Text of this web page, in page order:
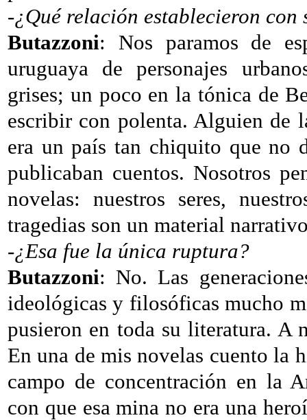
-¿Qué relación establecieron
Butazzoni: Nos paramos de
uruguaya de personajes
grises; un poco en la tónica de
escribir con polenta. Alguien de
era un país tan chiquito que no
publicaban cuentos. Nosotros
novelas: nuestros seres,
tragedias son un material
-¿Esa fue la única ruptura?
Butazzoni: No. Las
ideológicas y filosóficas mucho
pusieron en toda su literatura. A
En una de mis novelas cuento la
campo de concentración en la
con que esa mina no era una